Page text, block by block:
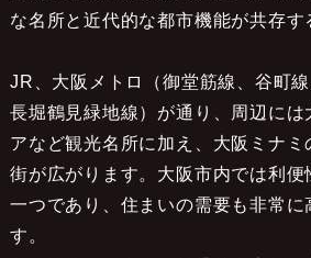
な名所と近代的な都市機能が共存す
JR、大阪メトロ（御堂筋線、谷町線
長堀鶴見緑地線）が通り、周辺には
アなど観光名所に加え、大阪ミナミ
街が広がります。大阪市内では利
一つであり、住まいの需要も非常に
す。